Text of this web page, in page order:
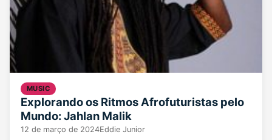
MUSIC
Explorando os Ritmos Afrofuturistas pelo
Mundo: Jahlan Malik
12 de março de 2024Eddie Junior